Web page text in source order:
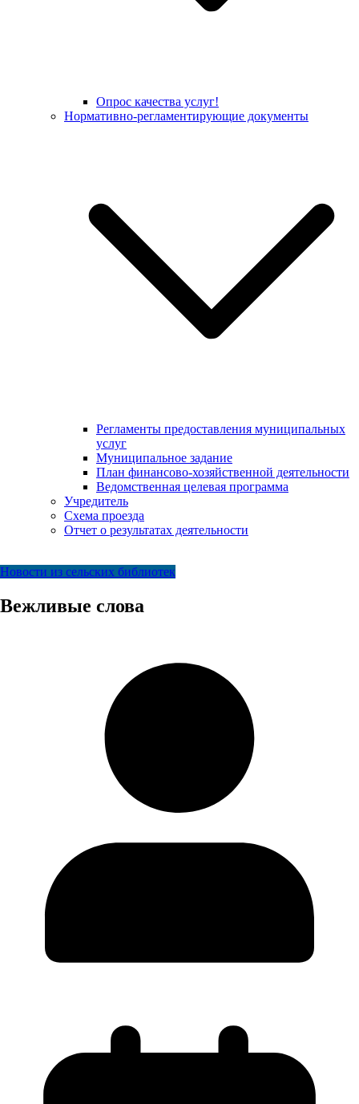
Опрос качества услуг!
Нормативно-регламентирующие документы
Регламенты предоставления муниципальных
услуг
Муниципальное задание
План финансово-хозяйственной деятельности
Ведомственная целевая программа
Учредитель
Схема проезда
Отчет о результатах деятельности
Новости из сельских библиотек
Вежливые слова